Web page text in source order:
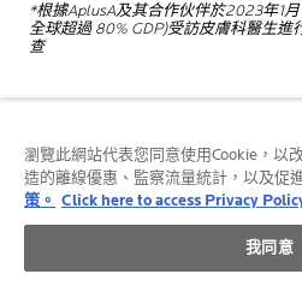
*根據AplusA及其合作伙伴於2023年1月
全球超過80% GDP)受訪皮膚科醫生進
查
© La Roche-Posay
© La Roche-Posay溫泉水療中心
© Getty Images
© Thinkstock
瀏覽此網站代表您同意使用Cookie，以
造的離線優惠、監察流量統計，以及促
策。 Click here to access Privacy
我同意